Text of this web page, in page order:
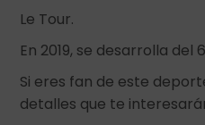
Le Tour.
En 2019, se desarrolla del
Si eres fan de este
detalles que te